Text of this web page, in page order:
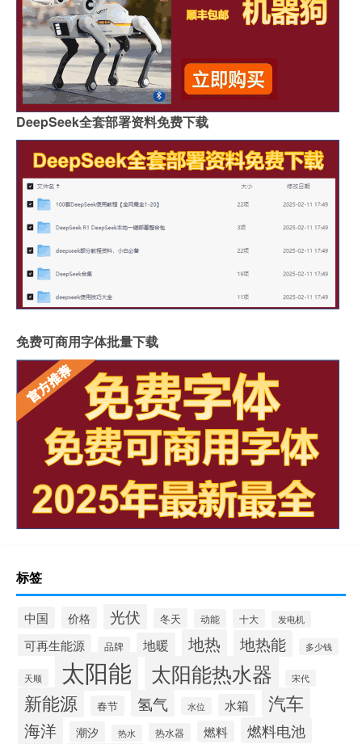
DeepSeek全套部署资料免费下载
免费可商用字体批量下载
标签
中国 价格 光伏 冬天 动能 十大 发电机
可再生能源 品牌 地暖 地热 地热能 多少钱
天顺 太阳能 太阳能热水器 宋代
新能源 春节 氢气 水位 水箱 汽车
海洋 潮汐 热水 热水器 燃料
燃料电池